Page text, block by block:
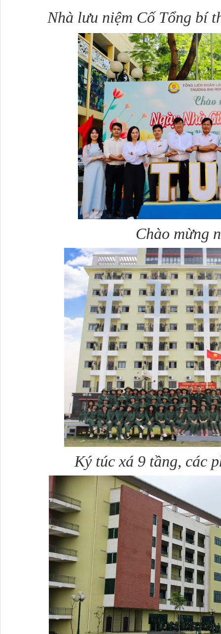
Nhà lưu niệm Cố Tổng bí
Chào mừng ngày
Ký túc xá 9 tầng, các